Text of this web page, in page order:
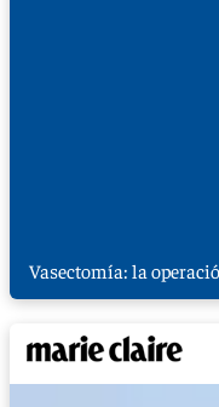
Vasectomía: la